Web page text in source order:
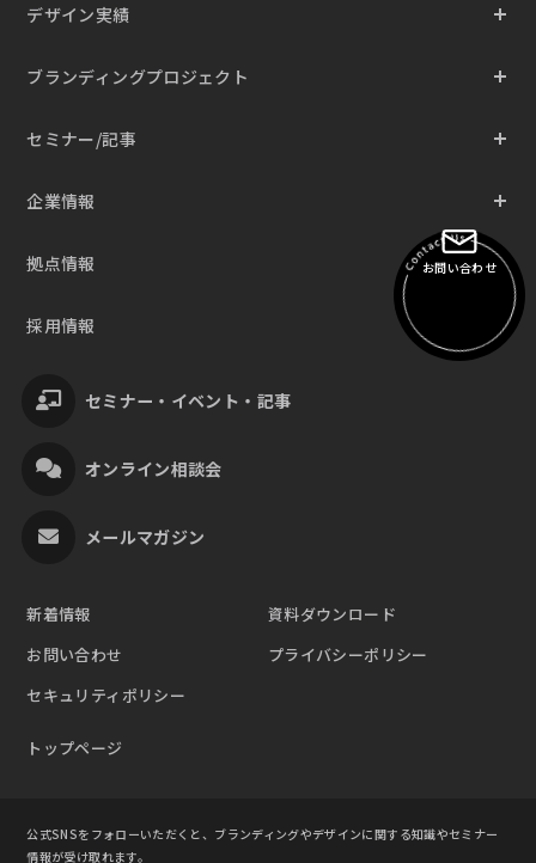
セミナー・イベント・記事
オンライン相談会
メールマガジン
デザイン実績
ブランディングプロジェクト
セミナー/記事
企業情報
拠点情報
採用情報
新着情報
資料ダウンロード
お問い合わせ
プライバシーポリシー
セキュリティポリシー
トップページ
公式SNSをフォローいただくと、ブランディングやデザインに関する知識やセミナー
情報が受け取れます。
お問い合わせ